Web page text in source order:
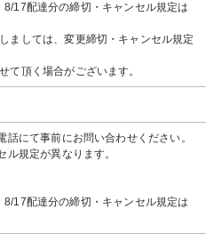
17配達分の締切・キャンセル規定は
ましては、変更締切・キャンセル規定
頂く場合がございます。
にて事前にお問い合わせください。
ル規定が異なります。
17配達分の締切・キャンセル規定は